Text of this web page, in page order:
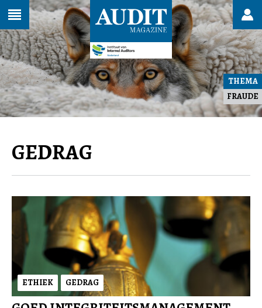
THEMA
FRAUDE
GEDRAG
ETHIEK GEDRAG